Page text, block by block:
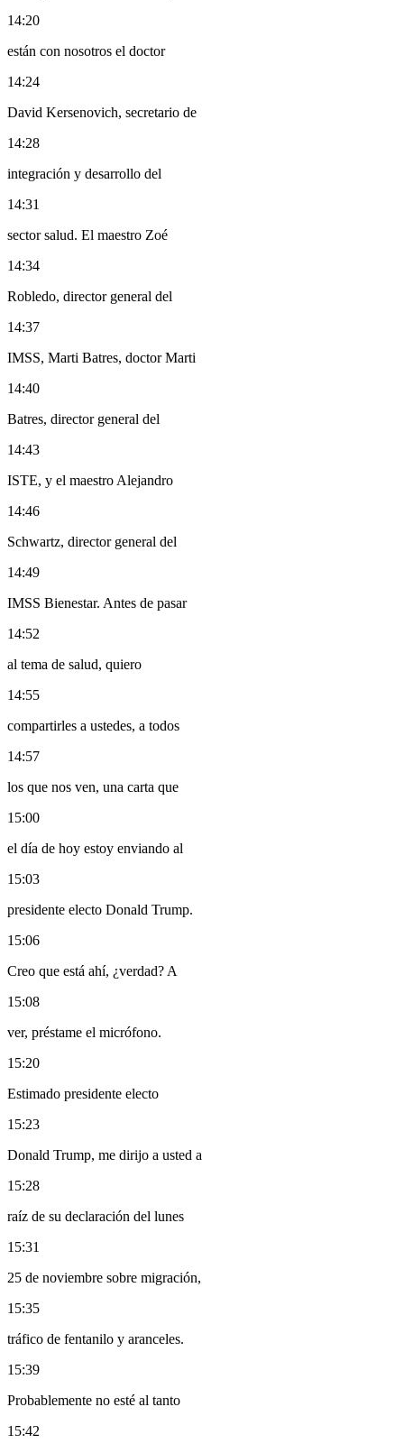
14:20
están con nosotros el doctor
14:24
David Kersenovich, secretario de
14:28
integración y desarrollo del
14:31
sector salud. El maestro Zoé
14:34
Robledo, director general del
14:37
IMSS, Marti Batres, doctor Marti
14:40
Batres, director general del
14:43
ISTE, y el maestro Alejandro
14:46
Schwartz, director general del
14:49
IMSS Bienestar. Antes de pasar
14:52
al tema de salud, quiero
14:55
compartirles a ustedes, a todos
14:57
los que nos ven, una carta que
15:00
el día de hoy estoy enviando al
15:03
presidente electo Donald Trump.
15:06
Creo que está ahí, ¿verdad? A
15:08
ver, préstame el micrófono.
15:20
Estimado presidente electo
15:23
Donald Trump, me dirijo a usted a
15:28
raíz de su declaración del lunes
15:31
25 de noviembre sobre migración,
15:35
tráfico de fentanilo y aranceles.
15:39
Probablemente no esté al tanto
15:42